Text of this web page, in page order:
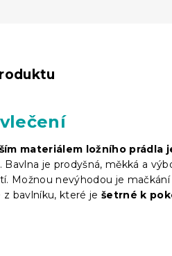
materiálem ložního prádla
je prodyšná, měkká a
Možnou nevýhodou je
bavlníku, které je šetrné k